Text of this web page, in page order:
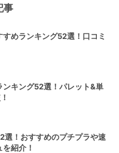
事
めランキング52選！口コミ
ンキング52選！パレット&単
選！おすすめのプチプラや速
紹介！